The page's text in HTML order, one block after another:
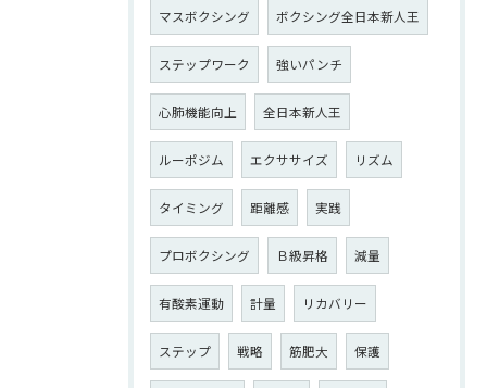
マスボクシング ボクシング全日本新人王
ステップワーク 強いパンチ
心肺機能向上 全日本新人王
ルーポジム エクササイズ リズム
タイミング 距離感 実践
プロボクシング Ｂ級昇格 減量
有酸素運動 計量 リカバリー
ステップ 戦略 筋肥大 保護